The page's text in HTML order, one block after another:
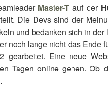
Master-T auf der
Die Devs sind der
und bedanken sich in
noch lange nicht das Ende
gearbeitet. Eine neue
Tagen online gehen. Ob